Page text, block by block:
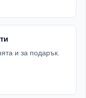
и за подарък.